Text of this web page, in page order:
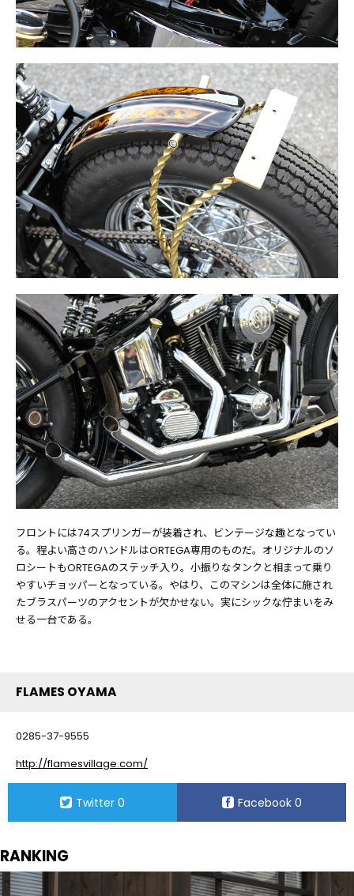
フロントには74スプリンガーが装着され、ビンテージな趣となってい
る。程よい高さのハンドルはORTEGA専用のものだ。オリジナルのソ
ロシートもORTEGAのステッチ入り。小振りなタンクと相まって乗り
やすいチョッパーとなっている。やはり、このマシンは全体に施され
たブラスパーツのアクセントが欠かせない。実にシックな佇まいをみ
せる一台である。
FLAMES OYAMA
0285-37-9555
http://flamesvillage.com/
Twitter 0 Facebook 0
RANKING